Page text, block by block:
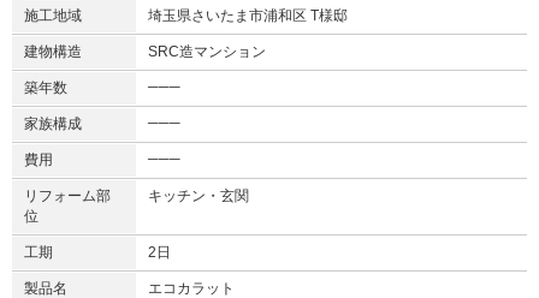
施工地域 埼玉県さいたま市浦和区 T様邸
建物構造 SRC造マンション
築年数 ───
家族構成 ───
費用 ───
リフォーム部
位
キッチン・玄関
工期 2日
製品名 エコカラット